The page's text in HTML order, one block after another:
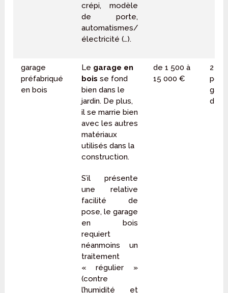
crépi, modèle
de porte,
automatismes/
électricité (…).
garage
préfabriqué
en bois
Le garage en
bois se fond
bien dans le
jardin. De plus,
il se marrie bien
avec les autres
matériaux
utilisés dans la
construction.
S’il présente
une relative
facilité de
pose, le garage
en bois
requiert
néanmoins un
traitement
« régulier »
(contre
l’humidité et
de 1 500 à
15 000 €
2
pour
de